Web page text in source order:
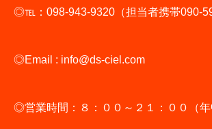
◎℡：098-943-9320（担当者携帯090-
◎Email : info@ds-ciel.com
◎営業時間：８：００～２１：００（年